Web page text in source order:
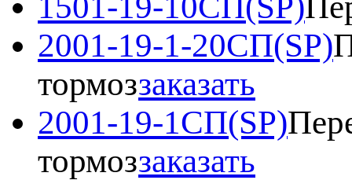
2001-19-1-20СП(SP)
тормоззаказать
2001-19-1СП(SP)
тормоззаказать